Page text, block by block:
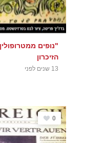
"נופים
הזיכרון
13 שנים לפני
0